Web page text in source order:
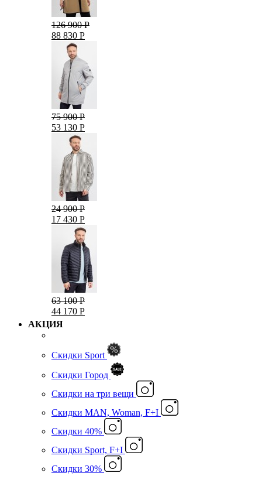
126 900 Р
88 830 Р
75 900 Р
53 130 Р
24 900 Р
17 430 Р
63 100 Р
44 170 Р
АКЦИЯ
Скидки Sport
Скидки Город
Cкидки на три вещи
Скидки MAN, Woman, F+I
Скидки 40%
Скидки Sport, F+I
Скидки 30%